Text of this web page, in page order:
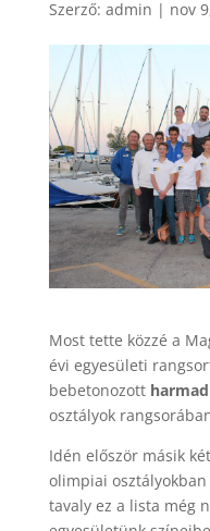
Szerző: admin | nov
Most tette közzé a
évi egyesületi
bebetonozott
osztályok
Idén először másik
olimpiai
tavaly ez a lista még